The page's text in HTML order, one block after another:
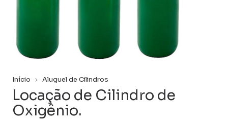
Início Aluguel de Cilindros
Locação de Cilindro de
Oxigênio.